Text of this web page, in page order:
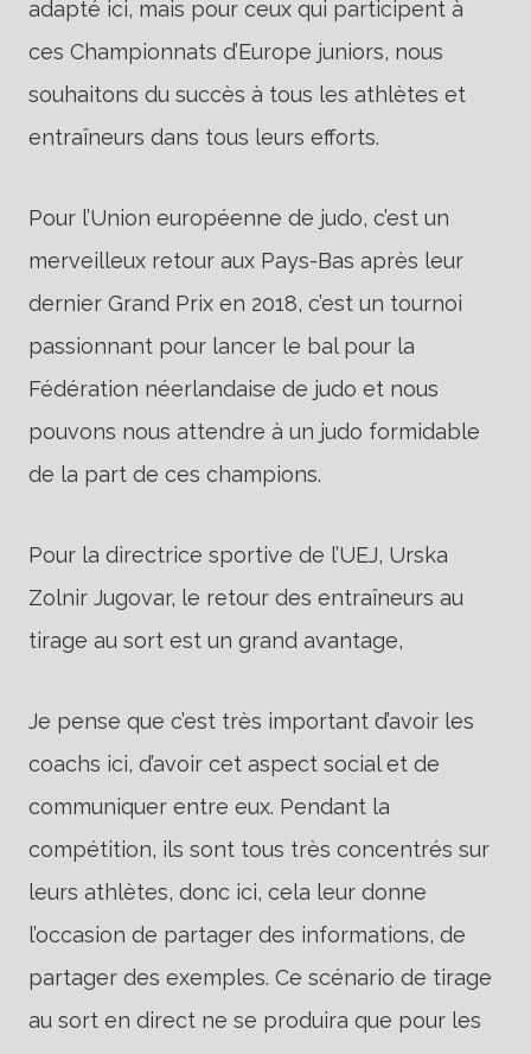
adapté ici, mais pour ceux qui participent à
ces Championnats d’Europe juniors, nous
souhaitons du succès à tous les athlètes et
entraîneurs dans tous leurs efforts.
Pour l’Union européenne de judo, c’est un
merveilleux retour aux Pays-Bas après leur
dernier Grand Prix en 2018, c’est un tournoi
passionnant pour lancer le bal pour la
Fédération néerlandaise de judo et nous
pouvons nous attendre à un judo formidable
de la part de ces champions.
Pour la directrice sportive de l’UEJ, Urska
Zolnir Jugovar, le retour des entraîneurs au
tirage au sort est un grand avantage,
Je pense que c’est très important d’avoir les
coachs ici, d’avoir cet aspect social et de
communiquer entre eux. Pendant la
compétition, ils sont tous très concentrés sur
leurs athlètes, donc ici, cela leur donne
l’occasion de partager des informations, de
partager des exemples. Ce scénario de tirage
au sort en direct ne se produira que pour les